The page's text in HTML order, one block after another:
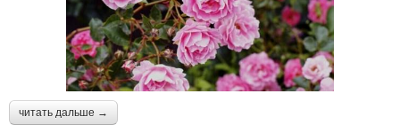
читать дальше →